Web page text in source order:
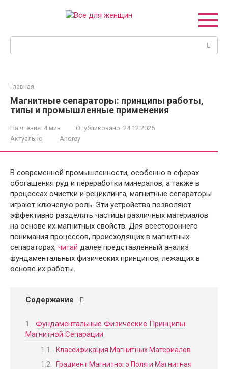
Главная
Магнитные сепараторы: принципы работы,
типы и промышленные применения
На чтение: 4 мин Опубликовано: 24.12.2025
Актуально
Andrey
В современной промышленности, особенно в сферах
обогащения руд и переработки минералов, а также в
процессах очистки и рециклинга, магнитные сепараторы
играют ключевую роль. Эти устройства позволяют
эффективно разделять частицы различных материалов
на основе их магнитных свойств. Для всестороннего
понимания процессов, происходящих в магнитных
сепараторах, читай далее представленный анализ
фундаментальных физических принципов, лежащих в
основе их работы.
Содержание
Фундаментальные Физические Принципы
Магнитной Сепарации
Классификация Магнитных Материалов
Градиент Магнитного Поля и Магнитная